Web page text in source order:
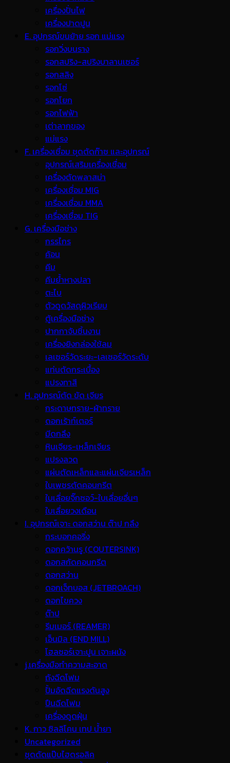
เครื่องปั่นไฟ
เครื่องปาดปูน
E. อุปกรณ์ขนย้าย รอก แม่แรง
รอกวิ่งบนราง
รอกสปริง-สปริงบาลานเซอร์
รอกสลิง
รอกโซ่
รอกโยก
รอกไฟฟ้า
เต่าลากของ
แม่แรง
F. เครื่องเชื่อม ชุดตัดก๊าซ และอุปกรณ์
อุปกรณ์เสริมเครื่องเชื่อม
เครื่องตัดพลาสม่า
เครื่องเชื่อม MIG
เครื่องเชื่อม MMA
เครื่องเชื่อม TIG
G. เครื่องมือช่าง
กรรไกร
ค้อน
คีม
คีมย้ำหางปลา
ตะไบ
ตัวดูดวัสดุผิวเรียบ
ตู้เครื่องมือช่าง
ปากกาจับชิ้นงาน
เครื่องยิงกล่องใช้ลม
เลเซอร์วัดระยะ-เลเซอร์วัดระดับ
แท่นตัดกระเบื้อง
แปรงทาสี
H. อุปกรณ์ตัด ขัด เจียร
กระดาษทราย-ผ้าทราย
ดอกเร้าท์เตอร์
มีดกลึง
หินเจียร-เหล็กเจียร
แปรงลวด
แผ่นตัดเหล็กและแผ่นเจียรเหล็ก
ใบเพชรตัดคอนกรีต
ใบเลื่อยจิ๊กซอว์-ใบเลื่อยอื่นๆ
ใบเลื่อยวงเดือน
I. อุปกรณ์เจาะ ดอกสว่าน ต๊าป กลึง
กระบอกคอริ่ง
ดอกคว้านรู (COUTERSINK)
ดอกสกัดคอนกรีต
ดอกสว่าน
ดอกเจ็ทบอส (JETBROACH)
ดอกไขควง
ต๊าป
รีมเมอร์ (REAMER)
เอ็นมิล (END MILL)
โฮลซอร์เจาะปูน เจาะผนัง
j.เครื่องมือทำความสะอาด
ถังฉีดโฟม
ปั้มอัดฉีดแรงดันสูง
ปืนฉีดโฟม
เครื่องดูดฝุ่น
K. กาว ซิลลิโคน เทป น้ำยา
Uncategorized
ชุดดัดแป๊บไฮดรอลิค